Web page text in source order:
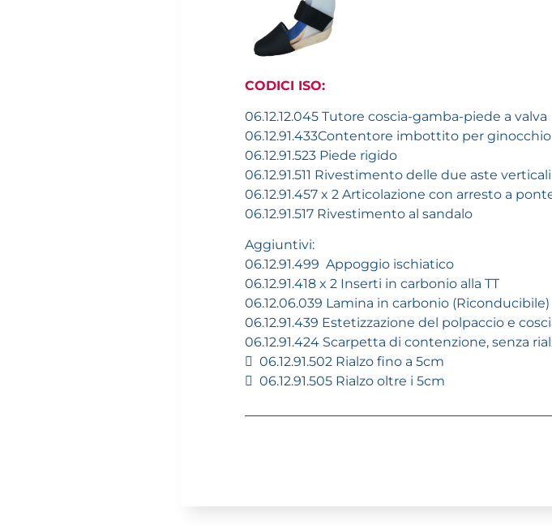
CODICI ISO:
06.12.12.045 Tutore coscia-gamba-piede a valva
06.12.91.433Contentore imbottito per ginocchio
06.12.91.523 Piede rigido
06.12.91.511 Rivestimento delle due aste verticali
06.12.91.457 x 2 Articolazione con arresto a
06.12.91.517 Rivestimento al sandalo
Aggiuntivi:
06.12.91.499 Appoggio ischiatico
06.12.91.418 x 2 Inserti in carbonio alla TT
06.12.06.039 Lamina in carbonio (Riconducibile)
06.12.91.439 Estetizzazione del polpaccio e
06.12.91.424 Scarpetta di contenzione, senza
 06.12.91.502 Rialzo fino a 5cm
 06.12.91.505 Rialzo oltre i 5cm